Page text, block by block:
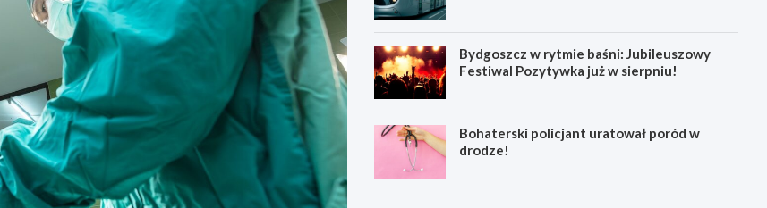
Bydgoszcz w rytmie baśni: Jubileuszowy
Festiwal Pozytywka już w sierpniu!
Bohaterski policjant uratował poród w
drodze!